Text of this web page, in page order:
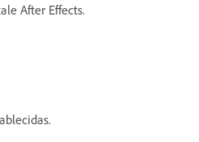
After Effects.